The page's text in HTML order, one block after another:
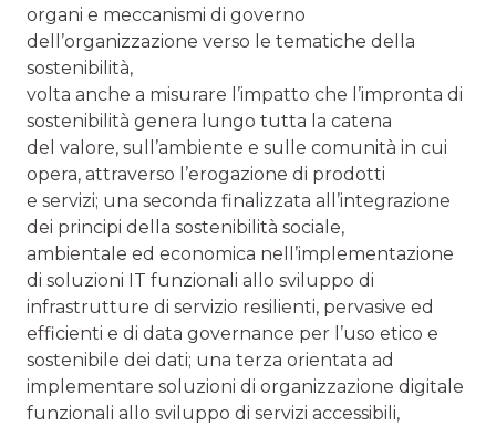
organi e meccanismi di governo
dell’organizzazione verso le tematiche della
sostenibilità,
volta anche a misurare l’impatto che l’impronta di
sostenibilità genera lungo tutta la catena
del valore, sull’ambiente e sulle comunità in cui
opera, attraverso l’erogazione di prodotti
e servizi; una seconda finalizzata all’integrazione
dei principi della sostenibilità sociale,
ambientale ed economica nell’implementazione
di soluzioni IT funzionali allo sviluppo di
infrastrutture di servizio resilienti, pervasive ed
efficienti e di data governance per l’uso etico e
sostenibile dei dati; una terza orientata ad
implementare soluzioni di organizzazione digitale
funzionali allo sviluppo di servizi accessibili,